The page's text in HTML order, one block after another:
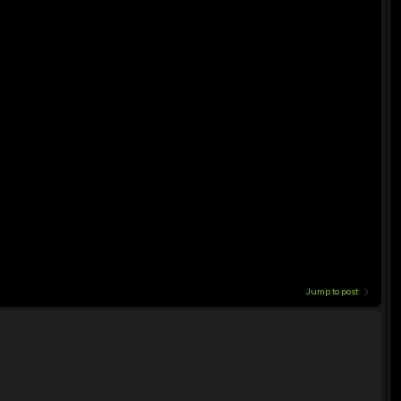
Jump to post